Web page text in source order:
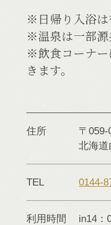
※日帰り入浴は
※温泉は一部源
※飲食コーナー
きます。
住所
〒059-
北海道
TEL 0144-
利用時間 in14：